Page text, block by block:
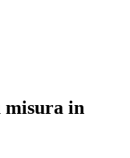
misura in